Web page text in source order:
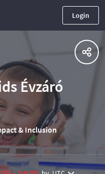
Login
Évzáró
& Inclusion